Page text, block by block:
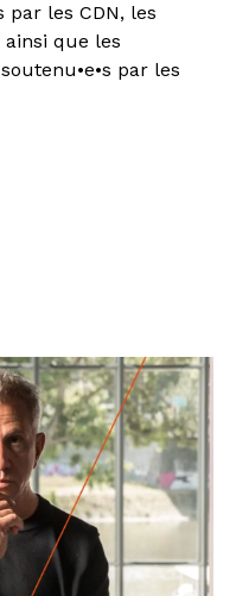
les CDN, les
que les
par les